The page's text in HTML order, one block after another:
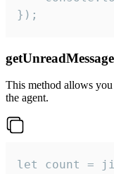
});
This method allows you
the agent.
let count =